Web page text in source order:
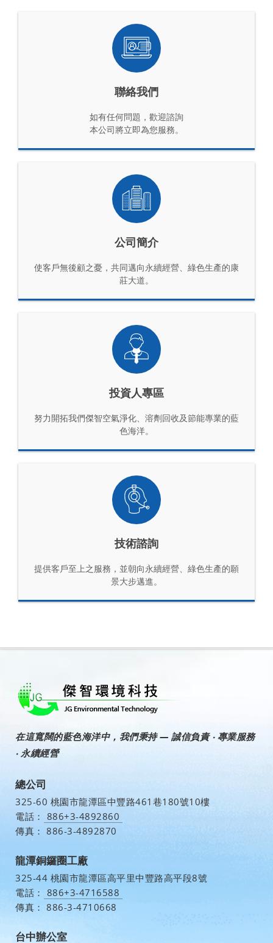
聯絡我們
如有任何問題，歡迎諮詢
本公司將立即為您服務。
公司簡介
使客戶無後顧之憂，共同邁向永續經營、綠色生產的康
莊大道。
投資人專區
努力開拓我們傑智空氣淨化、溶劑回收及節能專業的藍
色海洋。
技術諮詢
提供客戶至上之服務，並朝向永續經營、綠色生產的願
景大步邁進。
在這寬闊的藍色海洋中，我們秉持 — 誠信負責 ‧ 專業服務
‧ 永續經營
總公司
325-60 桃園市龍潭區中豐路461巷180號10樓
電話：
886+3-4892860
傳真： 886-3-4892870
龍潭銅鑼圈工廠
325-44 桃園市龍潭區高平里中豐路高平段8號
電話：
886+3-4716588
傳真： 886-3-4710668
台中辦公室